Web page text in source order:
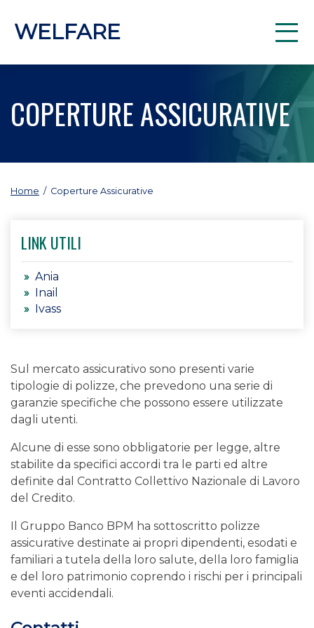
WELFARE
COPERTURE ASSICURATIVE
Home / Coperture Assicurative
LINK UTILI
Ania
Inail
Ivass
Sul mercato assicurativo sono presenti varie
tipologie di polizze, che prevedono una serie di
garanzie specifiche che possono essere utilizzate
dagli utenti.
Alcune di esse sono obbligatorie per legge, altre
stabilite da specifici accordi tra le parti ed altre
definite dal Contratto Collettivo Nazionale di Lavoro
del Credito.
Il Gruppo Banco BPM ha sottoscritto polizze
assicurative destinate ai propri dipendenti, esodati e
familiari a tutela della loro salute, della loro famiglia
e del loro patrimonio coprendo i rischi per i principali
eventi accidendali.